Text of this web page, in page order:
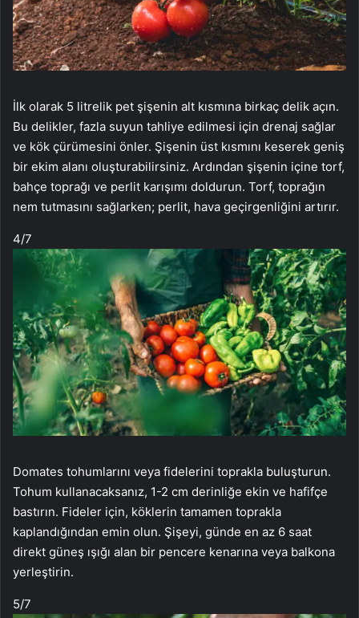
İlk olarak 5 litrelik pet şişenin alt kısmına birkaç delik açın.
Bu delikler, fazla suyun tahliye edilmesi için drenaj sağlar
ve kök çürümesini önler. Şişenin üst kısmını keserek geniş
bir ekim alanı oluşturabilirsiniz. Ardından şişenin içine torf,
bahçe toprağı ve perlit karışımı doldurun. Torf, toprağın
nem tutmasını sağlarken; perlit, hava geçirgenliğini artırır.
4/7
Domates tohumlarını veya fidelerini toprakla buluşturun.
Tohum kullanacaksanız, 1-2 cm derinliğe ekin ve hafifçe
bastırın. Fideler için, köklerin tamamen toprakla
kaplandığından emin olun. Şişeyi, günde en az 6 saat
direkt güneş ışığı alan bir pencere kenarına veya balkona
yerleştirin.
5/7